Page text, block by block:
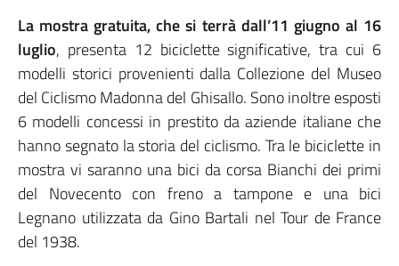
La mostra gratuita, che si terrà dall’11 giugno al 16
luglio, presenta 12 biciclette significative, tra cui 6
modelli storici provenienti dalla Collezione del Museo
del Ciclismo Madonna del Ghisallo. Sono inoltre esposti
6 modelli concessi in prestito da aziende italiane che
hanno segnato la storia del ciclismo. Tra le biciclette in
mostra vi saranno una bici da corsa Bianchi dei primi
del Novecento con freno a tampone e una bici
Legnano utilizzata da Gino Bartali nel Tour de France
del 1938.